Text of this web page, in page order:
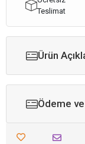
Teslimat
Ürün
Ödeme